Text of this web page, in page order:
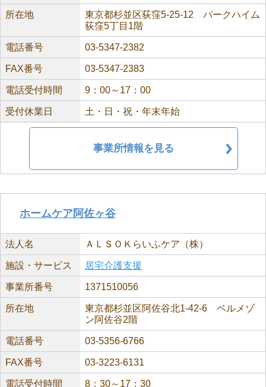
所在地
東京都杉並区荻窪5-25-12 パークハイム
荻窪5丁目1階
電話番号 03-5347-2382
FAX番号 03-5347-2383
電話受付時間 9：00～17：00
受付休業日 土・日・祝・年末年始
事業所情報を見る
ホームケア阿佐ヶ谷
法人名 ＡＬＳＯＫらいふケア（株）
施設・サービス 居宅介護支援
事業所番号 1371510056
所在地
東京都杉並区阿佐谷北1-42-6 ベルメゾ
ン阿佐谷2階
電話番号 03-5356-6766
FAX番号 03-3223-6131
電話受付時間 8：30～17：30